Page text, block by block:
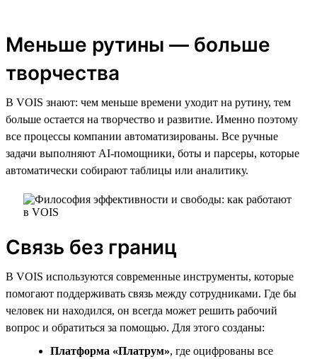
Меньше рутины — больше
творчества
В VOIS знают: чем меньше времени уходит на рутину, тем
больше остается на творчество и развитие. Именно поэтому
все процессы компании автоматизированы. Все ручные
задачи выполняют AI-помощники, боты и парсеры, которые
автоматически собирают таблицы или аналитику.
Связь без границ
В VOIS используются современные инструменты, которые
помогают поддерживать связь между сотрудниками. Где бы
человек ни находился, он всегда может решить рабочий
вопрос и обратиться за помощью. Для этого созданы:
Платформа «Платрум», где оцифрованы все